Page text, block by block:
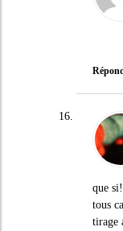
que
tous
tirage